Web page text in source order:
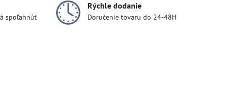
spoľahnúť
Rýchle dodanie
Doručenie tovaru do 24-48H